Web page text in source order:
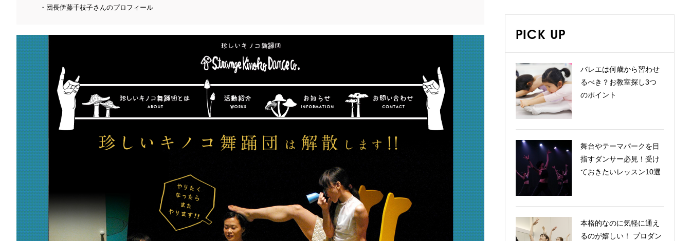
団長伊藤千枝子さんのプロフィール
PICK UP
バレエは何歳から習わせ
るべき？お教室探し3つ
のポイント
舞台やテーマパークを目
指すダンサー必見！受け
ておきたいレッスン10選
本格的なのに気軽に通え
るのが嬉しい！ プロダン